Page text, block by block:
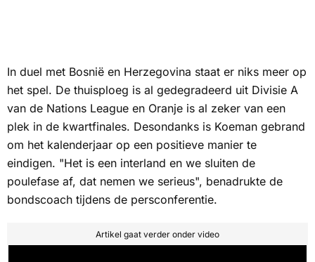
In duel met Bosnië en Herzegovina staat er niks meer op
het spel. De thuisploeg is al gedegradeerd uit Divisie A
van de Nations League en Oranje is al zeker van een
plek in de kwartfinales. Desondanks is Koeman gebrand
om het kalenderjaar op een positieve manier te
eindigen. "Het is een interland en we sluiten de
poulefase af, dat nemen we serieus", benadrukte de
bondscoach tijdens de persconferentie.
Artikel gaat verder onder video